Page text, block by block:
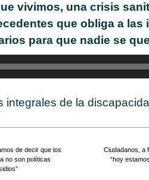
vivimos, una crisis
que obliga a las
para que nadie se
integrales de la
de decir que los
no son políticas
Ciudadanos, a
“hoy